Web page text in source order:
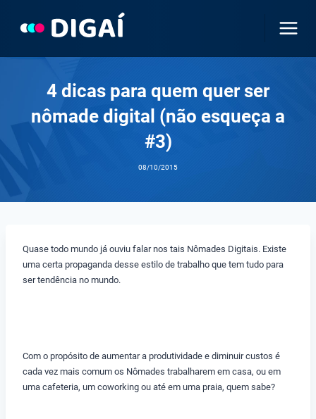
4 dicas para quem quer ser
nômade digital (não esqueça a
#3)
08/10/2015
Quase todo mundo já ouviu falar nos tais Nômades Digitais. Existe
uma certa propaganda desse estilo de trabalho que tem tudo para
ser tendência no mundo.
Com o propósito de aumentar a produtividade e diminuir custos é
cada vez mais comum os Nômades trabalharem em casa, ou em
uma cafeteria, um coworking ou até em uma praia, quem sabe?